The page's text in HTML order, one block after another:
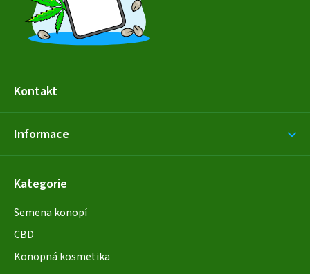
Kontakt
Informace
Kategorie
Semena konopí
CBD
Konopná kosmetika